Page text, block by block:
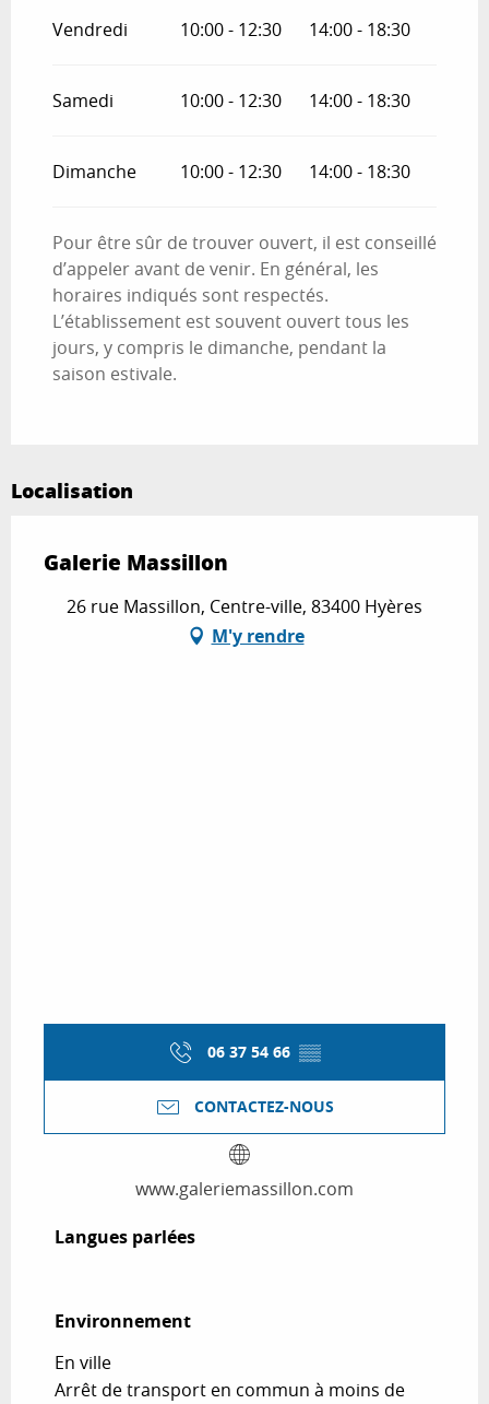
Vendredi 10:00 - 12:30 14:00 - 18:30
Samedi 10:00 - 12:30 14:00 - 18:30
Dimanche 10:00 - 12:30 14:00 - 18:30
Pour être sûr de trouver ouvert, il est conseillé
d’appeler avant de venir. En général, les
horaires indiqués sont respectés.
L’établissement est souvent ouvert tous les
jours, y compris le dimanche, pendant la
saison estivale.
Localisation
Galerie Massillon
26 rue Massillon, Centre-ville, 83400 Hyères
M'y rendre
06 37 54 66 ▒▒
CONTACTEZ-NOUS
www.galeriemassillon.com
Langues parlées
Langues parlées
Environnement
Environnement
En ville
Arrêt de transport en commun à moins de